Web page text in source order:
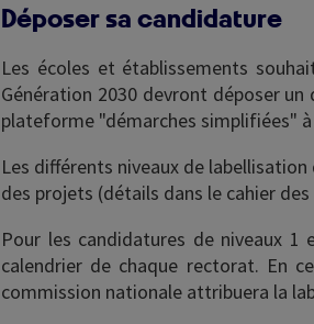
Déposer sa candidature
Les écoles et établissements
Génération 2030 devront déposer
plateforme "démarches simplifiées"
Les différents niveaux de
des projets (détails dans le cahier des
Pour les candidatures de niveaux
calendrier de chaque rectorat. En
commission nationale attribuera la